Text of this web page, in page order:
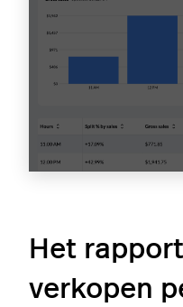
Het
verkopen